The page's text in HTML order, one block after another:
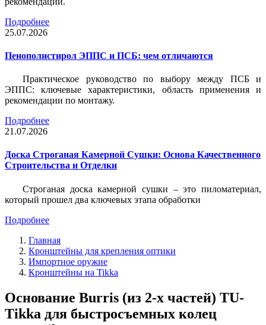
Подробнее
25.07.2026
Пенополистирол ЭППС и ПСБ: чем отличаются
Практическое руководство по выбору между ПСБ и
ЭППС: ключевые характеристики, область применения и
рекомендации по монтажу.
Подробнее
21.07.2026
Доска Строганая Камерной Сушки: Основа Качественного
Строительства и Отделки
Строганая доска камерной сушки – это пиломатериал,
который прошел два ключевых этапа обработки
Подробнее
Главная
Кронштейны для крепления оптики
Импортное оружие
Кронштейны на Tikka
Основание Burris (из 2-х частей) TU-
Tikka для быстросъемных колец